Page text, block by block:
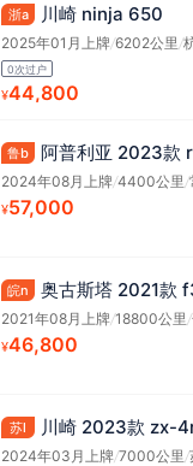
浙a 川崎 ninja 650
2025年01月上牌/6202公里 /
0次过户
¥44,800
鲁b 阿普利亚 2023款
2024年08月上牌/4400公里 /
¥57,000
皖n 奥古斯塔 2021款
2021年08月上牌/18800公里 /
¥46,800
苏l 川崎 2023款 zx-
2024年03月上牌/7000公里 /